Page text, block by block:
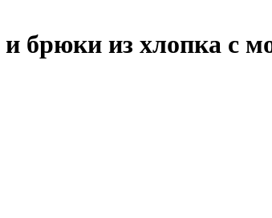
брюки из хлопка с